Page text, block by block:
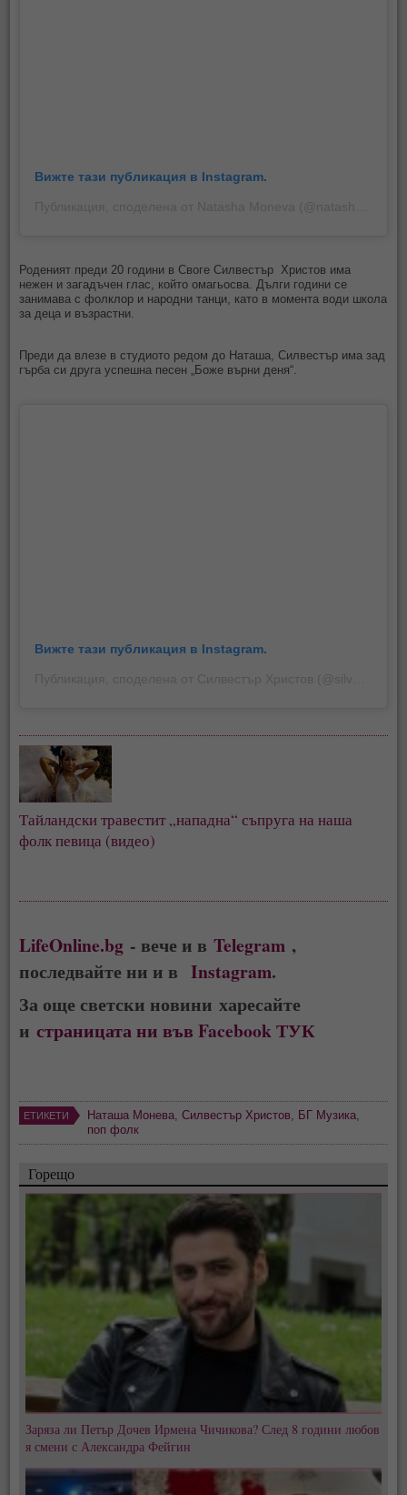
Вижте тази публикация в Instagram.
Роденият преди 20 години в Своге Силвестър Христов има
нежен и загадъчен глас, който омагьосва. Дълги години се
занимава с фолклор и народни танци, като в момента води школа
за деца и възрастни.
Преди да влезе в студиото редом до Наташа, Силвестър има зад
гърба си друга успешна песен „Боже върни деня“.
Вижте тази публикация в Instagram.
Тайландски травестит „нападна“ съпруга на наша
фолк певица (видео)
LifeOnline.bg - вече и вTelegram ,
последвайте ни и вInstagram.
За още светски новини харесайте
истраницата ни във Facebook ТУК
ЕТИКЕТИ Наташа Монева,Силвестър Христов, БГ Музика,
поп фолк
Горещо
Заряза ли Петър Дочев Ирмена Чичикова? След 8 години любов
я смени с Александра Фейгин